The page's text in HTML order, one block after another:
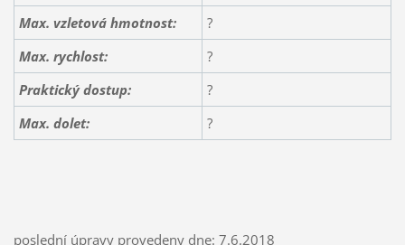
Max. vzletová hmotnost:
?
Max. rychlost:
?
Praktický dostup:
?
Max. dolet:
?
poslední úpravy provedeny dne: 7.6.2018